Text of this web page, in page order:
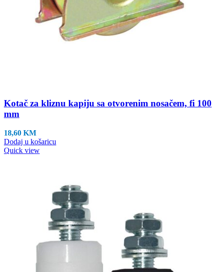
Kotač za kliznu kapiju sa otvorenim nosačem, fi 100
mm
18,60 KM
Dodaj u košaricu
Quick view